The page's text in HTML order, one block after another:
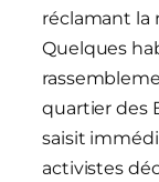
réclamant la
Quelques
quartier des
saisit
activistes